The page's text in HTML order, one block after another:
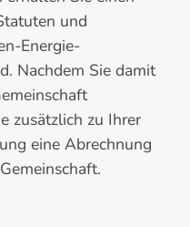
und
Energie-
Nachdem Sie damit
zusätzlich zu Ihrer
eine Abrechnung